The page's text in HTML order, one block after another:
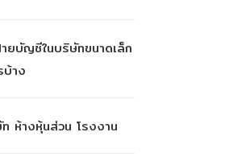
ยบัญชีในบริษัทขนาดเล็ก
บ้าง
ห้างหุ้นส่วน โรงงาน